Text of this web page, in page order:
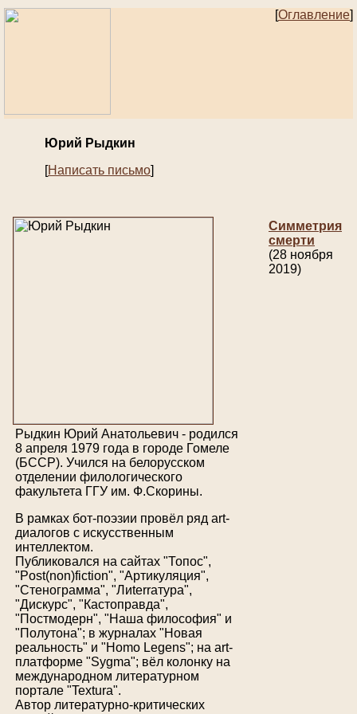
[Оглавление]
Юрий Рыдкин
[Написать письмо]
Рыдкин Юрий Анатольевич - родился
8 апреля 1979 года в городе Гомеле
(БССР). Учился на белорусском
отделении филологического
факультета ГГУ им. Ф.Скорины.
В рамках бот-поэзии провёл ряд art-
диалогов с искусственным
интеллектом.
Публиковался на сайтах "Топос",
"Post(non)fiction", "Артикуляция",
"Стенограмма", "Лиterraтура",
"Дискурс", "Кастоправда",
"Постмодерн", "Наша философия" и
"Полутона"; в журналах "Новая
реальность" и "Homo Legens"; на art-
платформе "Sygma"; вёл колонку на
международном литературном
портале "Textura".
Автор литературно-критических
Симметрия
смерти
(28 ноября
2019)